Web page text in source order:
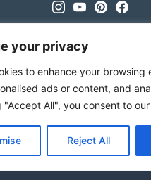
your privacy
to enhance your browsing
ads or content, and
"Accept All", you consent to
Reject All
Warenwert von 70€ ist
Deutschlands
Instagram
YoutubePinterest